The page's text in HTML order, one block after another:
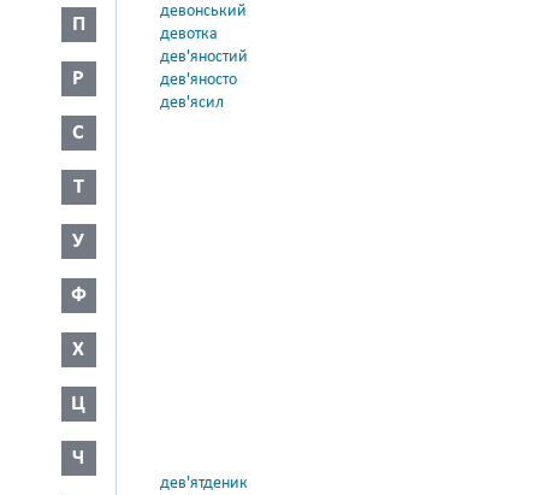
П
Р
С
Т
У
Ф
Х
Ц
Ч
девонський
девотка
дев'яностий
дев'яносто
дев'ясил
дев'ятденик